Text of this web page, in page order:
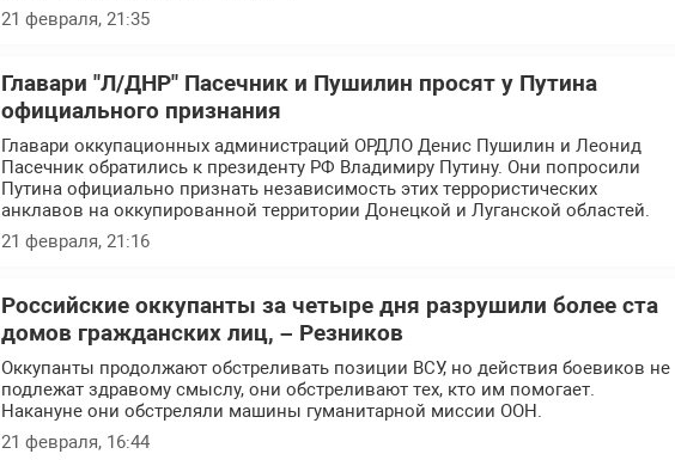
21 февраля, 21:35
Главари "Л/ДНР" Пасечник и Пушилин просят у Путина
официального признания
Главари оккупационных администраций ОРДЛО Денис Пушилин и Леонид
Пасечник обратились к президенту РФ Владимиру Путину. Они попросили
Путина официально признать независимость этих террористических
анклавов на оккупированной территории Донецкой и Луганской областей.
21 февраля, 21:16
Российские оккупанты за четыре дня разрушили более ста
домов гражданских лиц, – Резников
Оккупанты продолжают обстреливать позиции ВСУ, но действия боевиков не
подлежат здравому смыслу, они обстреливают тех, кто им помогает.
Накануне они обстреляли машины гуманитарной миссии ООН.
21 февраля, 16:44